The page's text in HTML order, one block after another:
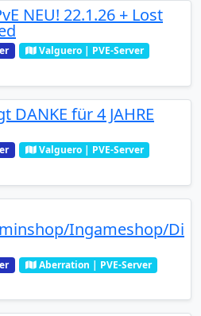
NEU! 22.1.26 + Lost
Valguero | PVE-Server
DANKE für 4 JAHRE
Valguero | PVE-Server
Ingameshop/Di
Aberration | PVE-Server